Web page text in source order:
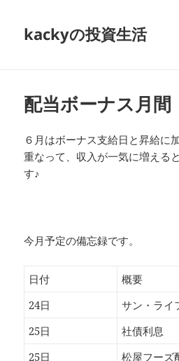
kackyの投資生活
配当ボーナス月間
６月はボーナス支給日と昇給に
重なって、収入が一気に増える
す♪
今月予定の備忘録です。
日付 概要
24日
サン・ライ
25日
社債利息
25日
松屋フーズ